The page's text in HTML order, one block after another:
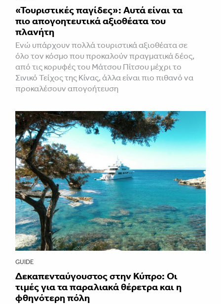
«Τουριστικές παγίδες»: Αυτά είναι τα
πιο απογοητευτικά αξιοθέατα του
πλανήτη
Ενώ υπάρχουν πολλά τουριστικά αξιοθέατα σε
όλο τον κόσμο που προκαλούν πραγματικά δέος,
από τις κορυφές του Μάτσου Πίτσου μέχρι το
Σινικό Τείχος της Κίνας, άλλα είναι πιο πιθανό να
προκαλέσουν απογοήτευση
GUIDE
Δεκαπενταύγουστος στην Κύπρο: Οι
τιμές για τα παραλιακά θέρετρα και η
φθηνότερη πόλη